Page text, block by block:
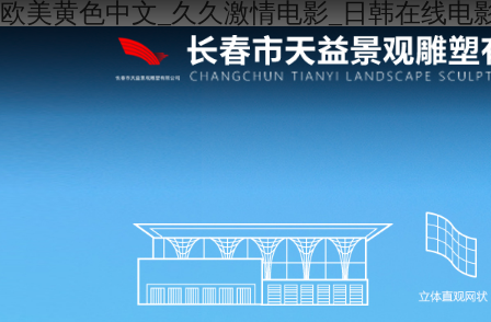
欧美黄色中文_久久激情电影_日韩在线电